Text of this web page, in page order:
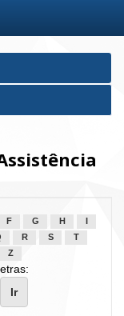
F G H
R S
T
Z